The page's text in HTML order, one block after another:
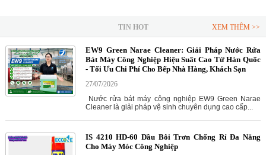
TIN HOT XEM THÊM >>
EW9 Green Narae Cleaner: Giải Pháp Nước Rửa
Bát Máy Công Nghiệp Hiệu Suất Cao Từ Hàn Quốc
- Tối Ưu Chi Phí Cho Bếp Nhà Hàng, Khách Sạn
27/07/2026
Nước rửa bát máy công nghiệp EW9 Green Narae
Cleaner là giải pháp vệ sinh chuyên dụng cao cấp...
IS 4210 HD-60 Dầu Bôi Trơn Chống Rỉ Đa Năng
Cho Máy Móc Công Nghiệp